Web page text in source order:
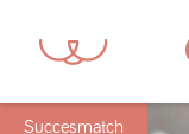
Succesmatch